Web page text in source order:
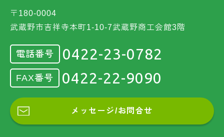
〒180-0004
武蔵野市吉祥寺本町1-10-7武蔵野商工会館3階
電話番号 0422-23-0782
FAX番号 0422-22-9090
メッセージ/お問合せ